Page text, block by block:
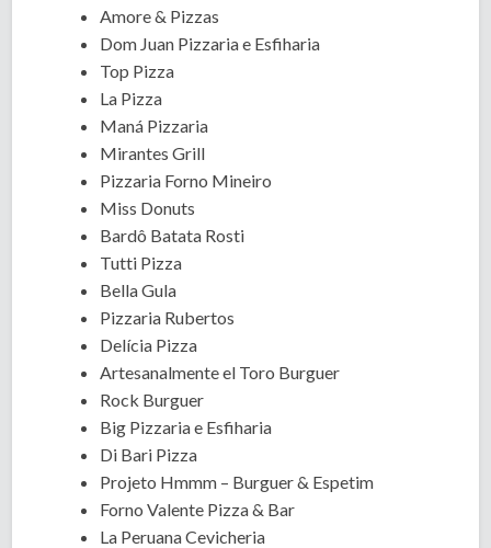
Amore & Pizzas
Dom Juan Pizzaria e Esfiharia
Top Pizza
La Pizza
Maná Pizzaria
Mirantes Grill
Pizzaria Forno Mineiro
Miss Donuts
Bardô Batata Rosti
Tutti Pizza
Bella Gula
Pizzaria Rubertos
Delícia Pizza
Artesanalmente el Toro Burguer
Rock Burguer
Big Pizzaria e Esfiharia
Di Bari Pizza
Projeto Hmmm – Burguer & Espetim
Forno Valente Pizza & Bar
La Peruana Cevicheria